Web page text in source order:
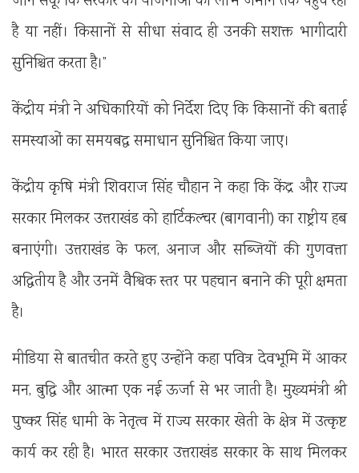
है या नहीं। किसानों से सीधा संवाद ही उनकी सशक्त भागीदारी
सुनिश्चित करता है।”
केंद्रीय मंत्री ने अधिकारियों को निर्देश दिए कि किसानों की बताई
समस्याओं का समयबद्ध समाधान सुनिश्चित किया जाए।
केंद्रीय कृषि मंत्री शिवराज सिंह चौहान ने कहा कि केंद्र और राज्य
सरकार मिलकर उत्तराखंड को हार्टिकल्चर (बागवानी) का राष्ट्रीय हब
बनाएंगी। उत्तराखंड के फल, अनाज और सब्जियों की गुणवत्ता
अद्वितीय है और उनमें वैश्विक स्तर पर पहचान बनाने की पूरी क्षमता
है।
मीडिया से बातचीत करते हुए उन्होंने कहा पवित्र देवभूमि में आकर
मन, बुद्धि और आत्मा एक नई ऊर्जा से भर जाती है। मुख्यमंत्री श्री
पुष्कर सिंह धामी के नेतृत्व में राज्य सरकार खेती के क्षेत्र में उत्कृष्ट
कार्य कर रही है। भारत सरकार उत्तराखंड सरकार के साथ मिलकर